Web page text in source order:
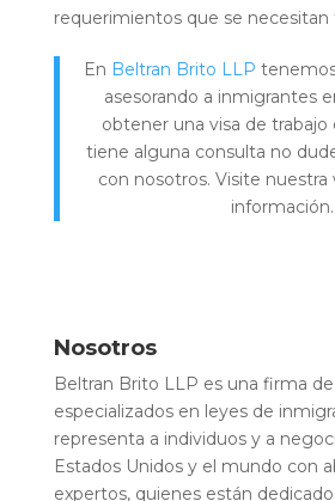
requerimientos que se necesitan
En Beltran Brito LLP
asesorando a inmigrantes
obtener una visa de trabajo
tiene alguna consulta no
con nosotros. Visite nuestra
información.
Nosotros
Beltran Brito LLP es una firma
especializados en leyes de
representa a individuos y a
Estados Unidos y el mundo con
expertos, quienes están